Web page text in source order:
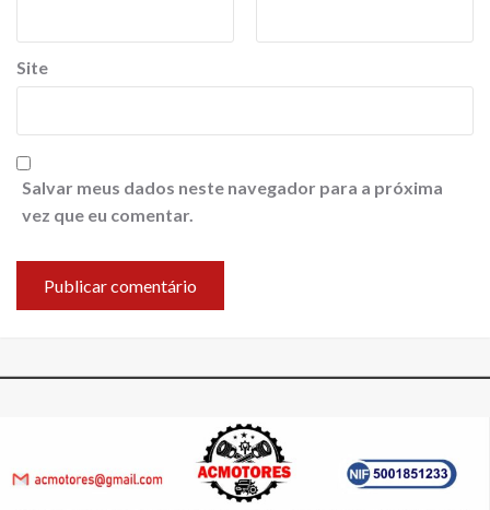
Site
Salvar meus dados neste navegador para a próxima
vez que eu comentar.